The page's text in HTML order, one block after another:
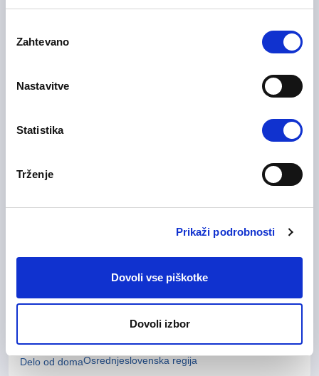
soglasja
Zahtevano
Nastavitve
Statistika
Trženje
Prikaži podrobnosti
Dovoli vse piškotke
Dovoli izbor
Samostojni komercialist na
11/06/2026
Prodaja in poslovni razvoj
Servisni inženir m/ž
01/06/2026
Informacijske tehnologije
Oracle razvijalec m/ž
11/05/2026
Delo od domaOsrednjeslovenska regija